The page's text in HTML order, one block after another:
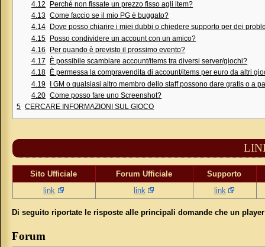
4.12
Perché non fissate un prezzo fisso agli item?
4.13 Come faccio se il mio PG è buggato?
4.14
Dove posso chiarire i miei dubbi o chiedere supporto per dei
4.15 Posso condividere un account con un amico?
4.16
Per quando è previsto il prossimo evento?
4.17
È possibile scambiare account/items tra diversi server/giochi?
4.18
È permessa la compravendita di account/items per euro da altri
4.19 I GM o qualsiasi altro membro dello staff possono dare gratis o a
4.20 Come posso fare uno Screenshot?
5 CERCARE INFORMAZIONI SUL GIOCO
Sito Ufficiale Forum Ufficiale
Supporto
link
link link
Di seguito riportate le risposte alle principali domande che un
Forum